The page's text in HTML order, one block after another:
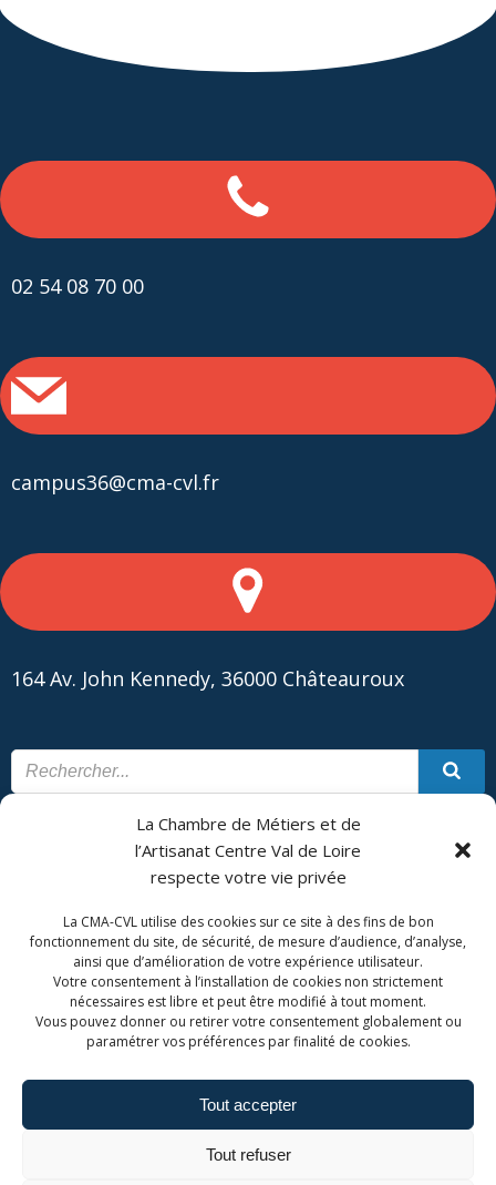
La Chambre de Métiers et de
l’Artisanat Centre Val de Loire
respecte votre vie privée
La CMA-CVL utilise des cookies sur ce site à des fins de bon
fonctionnement du site, de sécurité, de mesure d’audience, d’analyse,
ainsi que d’amélioration de votre expérience utilisateur.
Votre consentement à l’installation de cookies non strictement
nécessaires est libre et peut être modifié à tout moment.
Vous pouvez donner ou retirer votre consentement globalement ou
paramétrer vos préférences par finalité de cookies.
Tout accepter
Tout refuser
02 54 08 70 00
campus36@cma-cvl.fr
164 Av. John Kennedy, 36000 Châteauroux
CONTACT PLAN DU SITE
CMA Formation - Châteauroux est géré par la Chambre de
Métiers et de l'Artisanat Centre Val de Loire.
Admin. du site Mentions légales